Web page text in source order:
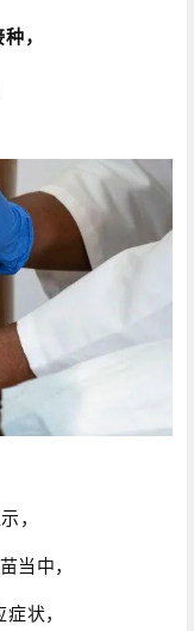
，
，
当中，
状，